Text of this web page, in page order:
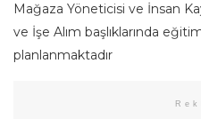
Mağaza Yöneticisi ve İnsan
ve İşe Alım başlıklarında
planlanmaktadır